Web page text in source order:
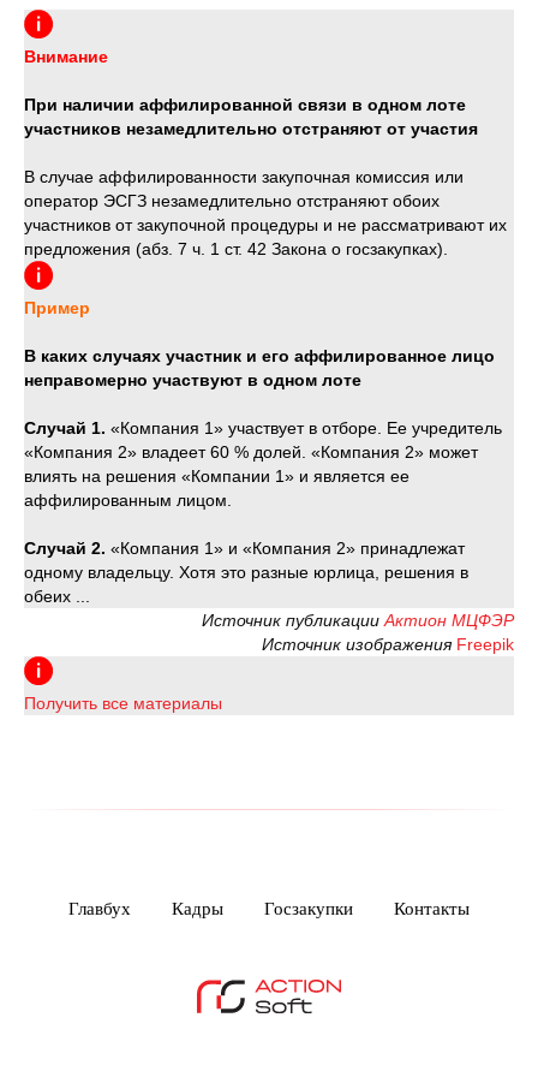
Внимание
При наличии аффилированной связи в одном лоте
участников незамедлительно отстраняют от участия
В случае аффилированности закупочная комиссия или
оператор ЭСГЗ незамедлительно отстраняют обоих
участников от закупочной процедуры и не рассматривают их
предложения (абз. 7 ч. 1 ст. 42 Закона о госзакупках).
Пример
В каких случаях участник и его аффилированное лицо
неправомерно участвуют в одном лоте
Случай 1. «Компания 1» участвует в отборе. Ее учредитель
«Компания 2» владеет 60 % долей. «Компания 2» может
влиять на решения «Компании 1» и является ее
аффилированным лицом.
Случай 2. «Компания 1» и «Компания 2» принадлежат
одному владельцу. Хотя это разные юрлица, решения в
обеих ...
Источник публикации Актион МЦФЭР
Источник изображения Freepik
Получить все материалы
Главбух Кадры Госзакупки Контакты